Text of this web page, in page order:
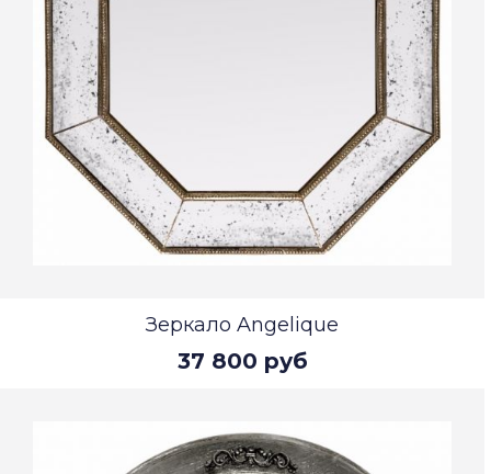
Зеркало Angelique
37 800 руб